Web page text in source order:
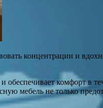
концентрации и
обеспечивает комфорт в
мебель не только